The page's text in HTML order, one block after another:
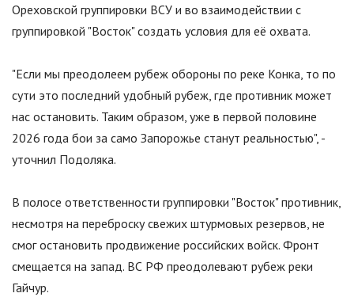
Ореховской группировки ВСУ и во взаимодействии с
группировкой "Восток"создать условия для её охвата.
"Если мы преодолеем рубеж обороны по реке Конка, то по
сути это последний удобный рубеж, где противник может
нас остановить. Таким образом, уже в первой половине
2026 года бои за само Запорожье станут реальностью", -
уточнил Подоляка.
В полосе ответственности группировки "Восток"противник,
несмотря на переброску свежих штурмовых резервов, не
смог остановить продвижение российских войск. Фронт
смещается на запад. ВС РФ преодолевают рубеж реки
Гайчур.